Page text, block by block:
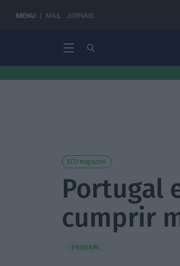
MENU MAIL JORNAIS
ECO magazine
Portugal
cumprir
PREMIUM